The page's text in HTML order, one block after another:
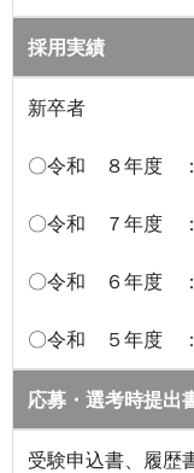
採用実績
新卒者
〇令和 ８年度
〇令和 ７年度
〇令和 ６年度
〇令和 ５年度
応募・選考時提出
受験申込書、履歴